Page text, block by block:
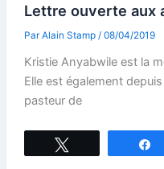
Lettre ouverte aux
Par Alain Stamp / 08/04/2019
Kristie Anyabwile est la
Elle est également
pasteur de